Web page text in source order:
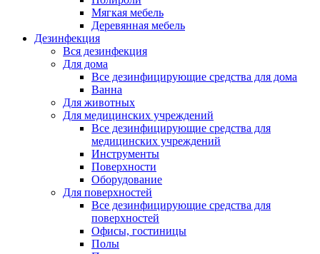
Мягкая мебель
Деревянная мебель
Дезинфекция
Вся дезинфекция
Для дома
Все дезинфицирующие средства для дома
Ванна
Для животных
Для медицинских учреждений
Все дезинфицирующие средства для
медицинских учреждений
Инструменты
Поверхности
Оборудование
Для поверхностей
Все дезинфицирующие средства для
поверхностей
Офисы, гостиницы
Полы